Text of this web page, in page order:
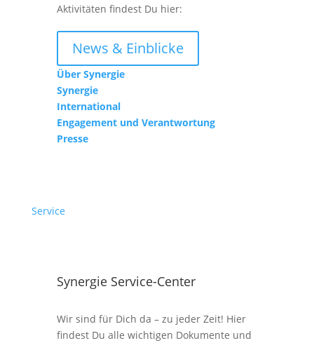
Aktivitäten findest Du hier:
News & Einblicke
Über Synergie
Synergie
International
Engagement und Verantwortung
Presse
Service
Synergie Service-Center
Wir sind für Dich da – zu jeder Zeit! Hier
findest Du alle wichtigen Dokumente und